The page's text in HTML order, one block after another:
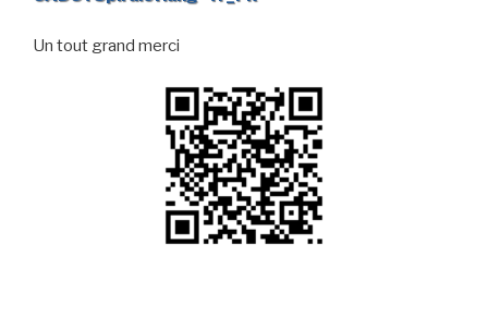
Un tout grand merci